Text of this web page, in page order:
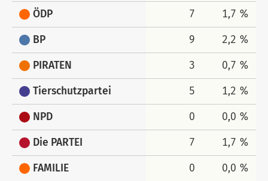
ÖDP 7 1,7 %
BP 9 2,2 %
PIRATEN 3 0,7 %
Tierschutzpartei 5 1,2 %
NPD 0 0,0 %
Die PARTEI 7 1,7 %
FAMILIE 0 0,0 %